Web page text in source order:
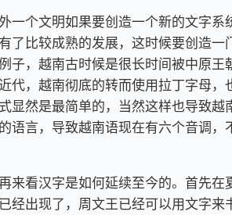
一个文明如果要创造一个新的文字系
了比较成熟的发展，这时候要创造一
子，越南古时候是很长时间被中原王
代，越南彻底的转而使用拉丁字母，
显然是最简单的，当然这样也导致越
语言，导致越南语现在有六个音调，
来看汉字是如何延续至今的。首先在
经出现了，周文王已经可以用文字来